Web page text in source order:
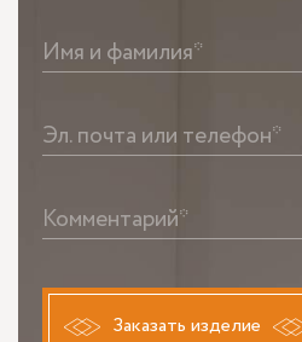
Имя и фамилия*
Эл. почта или телефон*
Комментарий*
Заказать изделие